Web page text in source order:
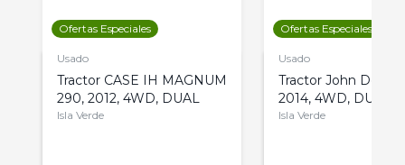
Ofertas Especiales
Usado
Tractor CASE IH MAGNUM
290, 2012, 4WD, DUAL
Isla Verde
Ofertas Especiales
Usado
Tractor John Deere
2014, 4WD, DUAL
Isla Verde